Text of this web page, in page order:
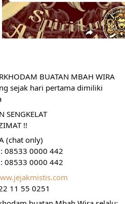
BUATAN MBAH WIRA
sejak hari pertama dimiliki
SENGKELAT
!!
(chat only)
08533 0000 442
08533 0000 442
11 55 0251